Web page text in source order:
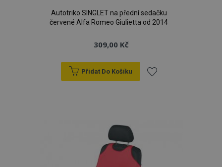
Autotriko SINGLET na přední sedačku
červené Alfa Romeo Giulietta od 2014
309,00 Kč
Přidat Do Košíku